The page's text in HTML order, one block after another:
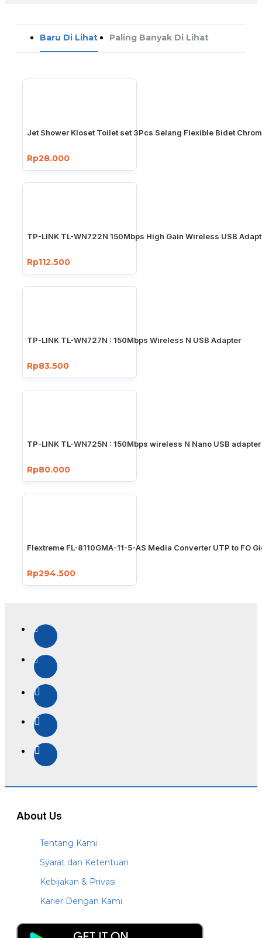
Baru Di Lihat Paling Banyak Di Lihat
Jet Shower Kloset Toilet set 3Pcs Selang Flexible Bidet
Rp28.000
TP-LINK TL-WN722N 150Mbps High Gain Wireless USB
Rp112.500
TP-LINK TL-WN727N : 150Mbps Wireless N USB Adapter
Rp83.500
TP-LINK TL-WN725N : 150Mbps wireless N Nano USB adapter
Rp80.000
Flextreme FL-8110GMA-11-5-AS Media Converter UTP to FO
Rp294.500
About Us
Tentang Kami
Syarat dan Ketentuan
Kebijakan & Privasi
Karier Dengan Kami